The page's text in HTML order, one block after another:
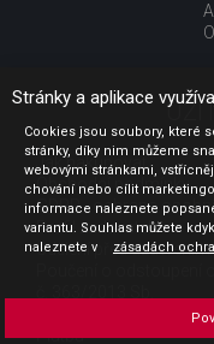
Jak nakupovat
Obchodní podmínky
GDPR - ochrana
Profil zadavatele
Sdělení před
Platba
Stránky a aplikace
Cookies jsou soubory, které
stránky, díky nim můžeme
webovými stránkami,
chování nebo cílit
informace naleznete
variantu. Souhlas můžete
naleznete v
zásadách